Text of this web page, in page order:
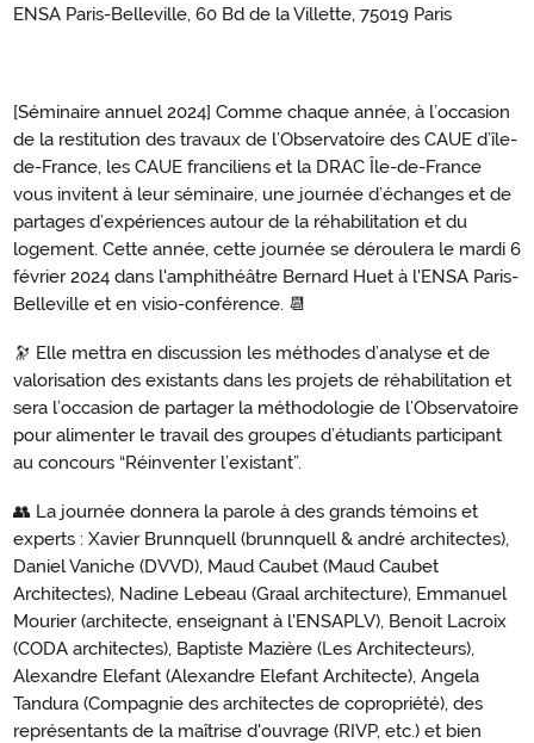
ENSA Paris-Belleville, 60 Bd de la Villette, 75019 Paris
[Séminaire annuel 2024] Comme chaque année, à l’occasion
de la restitution des travaux de l’Observatoire des CAUE d’île-
de-France, les CAUE franciliens et la DRAC Île-de-France
vous invitent à leur séminaire, une journée d’échanges et de
partages d’expériences autour de la réhabilitation et du
logement. Cette année, cette journée se déroulera le mardi 6
février 2024 dans l'amphithéâtre Bernard Huet à l'ENSA Paris-
Belleville et en visio-conférence. 📆
🔭 Elle mettra en discussion les méthodes d’analyse et de
valorisation des existants dans les projets de réhabilitation et
sera l’occasion de partager la méthodologie de l’Observatoire
pour alimenter le travail des groupes d’étudiants participant
au concours “Réinventer l’existant”.
👥 La journée donnera la parole à des grands témoins et
experts : Xavier Brunnquell (brunnquell & andré architectes),
Daniel Vaniche (DVVD), Maud Caubet (Maud Caubet
Architectes), Nadine Lebeau (Graal architecture), Emmanuel
Mourier (architecte, enseignant à l'ENSAPLV), Benoit Lacroix
(CODA architectes), Baptiste Mazière (Les Architecteurs),
Alexandre Elefant (Alexandre Elefant Architecte), Angela
Tandura (Compagnie des architectes de copropriété), des
représentants de la maîtrise d'ouvrage (RIVP, etc.) et bien